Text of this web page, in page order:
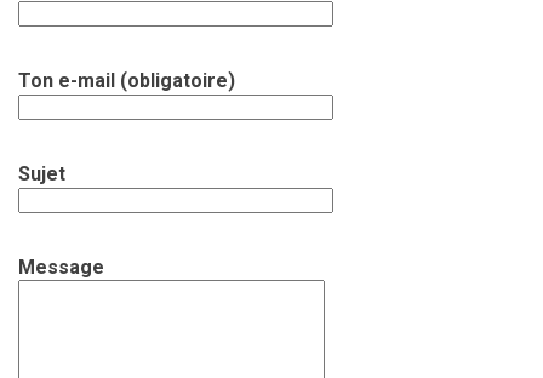
Ton e-mail (obligatoire)
Sujet
Message